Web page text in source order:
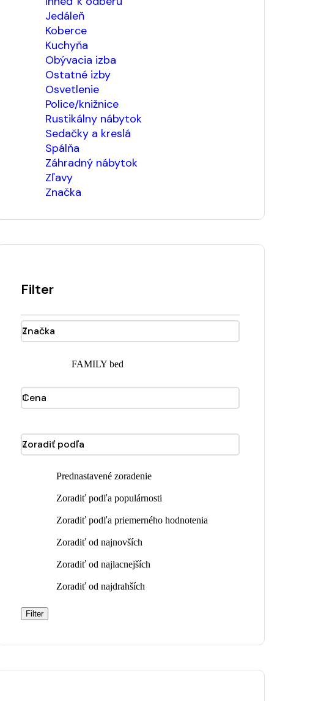
Jedáleň
Koberce
Kuchyňa
Obývacia izba
Ostatné izby
Osvetlenie
Police/knižnice
Rustikálny nábytok
Sedačky a kreslá
Spálňa
Záhradný nábytok
Zľavy
Značka
Filter
Značka
FAMILY bed
Cena
Zoradiť podľa
Prednastavené zoradenie
Zoradiť podľa populárnosti
Zoradiť podľa priemerného hodnotenia
Zoradiť od najnovších
Zoradiť od najlacnejších
Zoradiť od najdrahších
Filter